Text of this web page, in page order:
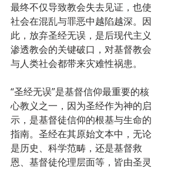
最终不仅导致教会失去见证，也使
社会在混乱与罪恶中越陷越深。因
此，放弃圣经无误，是后现代主义
渗透教会的关键破口，对基督教会
与人类社会都带来灾难性祸患。
“圣经无误”是基督信仰最重要的核
心教义之一，因为圣经作为神的启
示，是基督徒信仰的根基与生命的
指南。圣经在其原始文本中，无论
是历史、科学范畴，还是基督救
恩、基督徒伦理层面等，皆由圣灵